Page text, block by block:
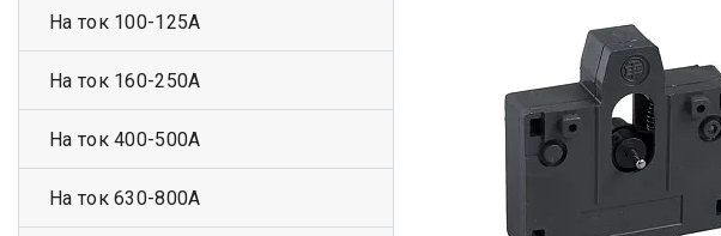
На ток 100-125А
На ток 160-250А
На ток 400-500А
На ток 630-800А